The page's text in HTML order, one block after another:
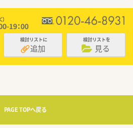
検討リストに
追加
検討リストを
見る
PAGE TOPへ戻る